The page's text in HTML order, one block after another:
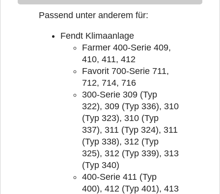
Passend unter anderem für:
Fendt Klimaanlage
Farmer 400-Serie 409,
410, 411, 412
Favorit 700-Serie 711,
712, 714, 716
300-Serie 309 (Typ
322), 309 (Typ 336), 310
(Typ 323), 310 (Typ
337), 311 (Typ 324), 311
(Typ 338), 312 (Typ
325), 312 (Typ 339), 313
(Typ 340)
400-Serie 411 (Typ
400), 412 (Typ 401), 413